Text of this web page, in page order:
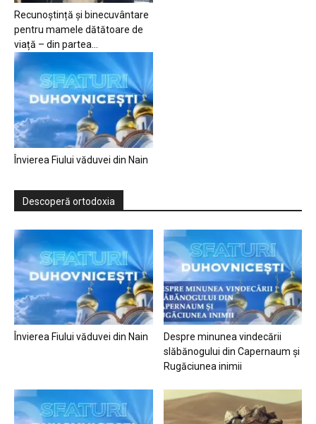
Recunoștință și binecuvântare
pentru mamele dătătoare de
viață – din partea...
Învierea Fiului văduvei din Nain
Descoperă ortodoxia
Învierea Fiului văduvei din Nain
Despre minunea vindecării
slăbănogului din Capernaum și
Rugăciunea inimii